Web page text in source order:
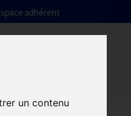
un contenu
adhérent